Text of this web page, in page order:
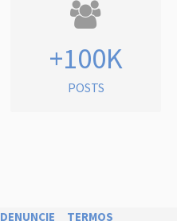
+100K
POSTS
DENUNCIE TERMOS